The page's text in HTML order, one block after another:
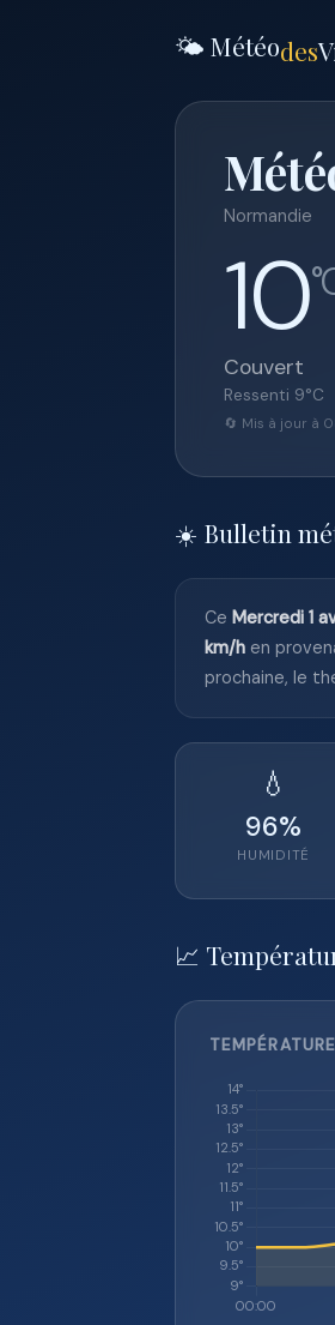
🌤️ Météodes
Normandie
10
Couvert
Ressenti 9°C
🔄 Mis à jour à
☀️ Bulletin
Ce Mercredi 1
km/h en
prochaine, le
💧
96%
HUMIDITÉ
📈